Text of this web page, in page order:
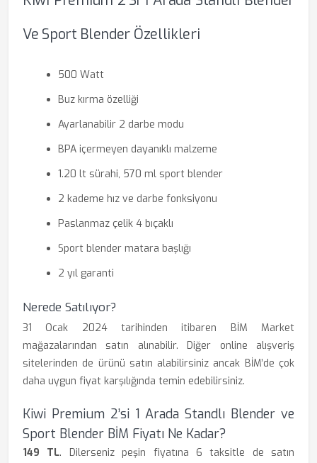
Ve Sport Blender Özellikleri
500 Watt
Buz kırma özelliği
Ayarlanabilir 2 darbe modu
BPA içermeyen dayanıklı malzeme
1.20 lt sürahi, 570 ml sport blender
2 kademe hız ve darbe fonksiyonu
Paslanmaz çelik 4 bıçaklı
Sport blender matara başlığı
2 yıl garanti
Nerede Satılıyor?
31 Ocak 2024 tarihinden itibaren BİM Market
mağazalarından satın alınabilir. Diğer online alışveriş
sitelerinden de ürünü satın alabilirsiniz ancak BİM’de çok
daha uygun fiyat karşılığında temin edebilirsiniz.
Kiwi Premium 2’si 1 Arada Standlı Blender ve
Sport Blender BİM Fiyatı Ne Kadar?
149 TL. Dilerseniz peşin fiyatına 6 taksitle de satın